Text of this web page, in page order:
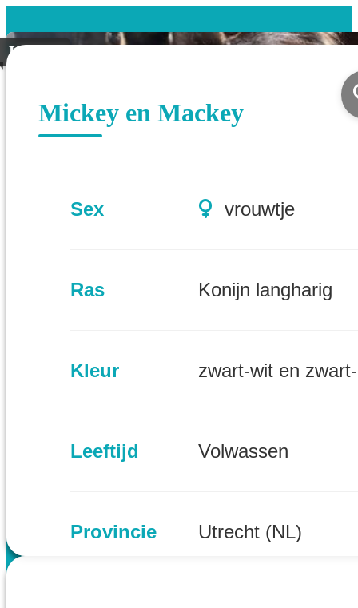
Koppel
Mickey en Mackey
Sex vrouwtje
Ras Konijn langharig
Kleur zwart-wit en
Leeftijd Volwassen
Provincie Utrecht (NL)